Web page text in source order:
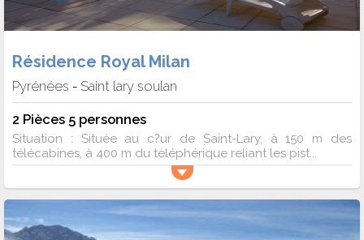
Résidence Royal Milan
Pyrénées - Saint lary soulan
2 Pièces 5 personnes
Situation : Située au c?ur de Saint-Lary, à 150 m des
télécabines, à 400 m du téléphérique reliant les pist...